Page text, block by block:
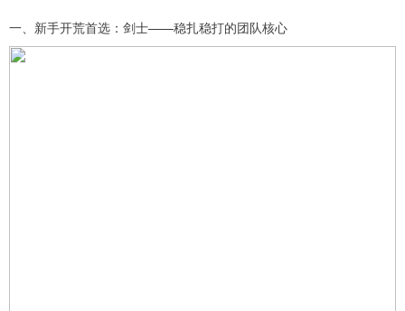
一、新手开荒首选：剑士——稳扎稳打的团队核心